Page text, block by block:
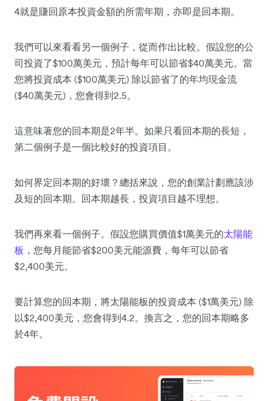
4就是賺回原本投資金額的所需年期，亦即是回本期。
我們可以來看看另一個例子，從而作出比較。假設您的公
司投資了$100萬美元，預計每年可以節省$40萬美元。當
您將投資成本 ($100萬美元) 除以節省了的年均現金流
($40萬美元)，您會得到2.5。
這意味著您的回本期是2年半。如果只看回本期的長短，
第二個例子是一個比較好的投資項目。
如何界定回本期的好壞？總括來說，您的創業計劃應該涉
及短的回本期。回本期越長，投資項目越不理想。
我們再來看一個例子。假設您購買價值$1萬美元的太陽能
板 ，您每月能節省$200美元能源費，每年可以節省
$2,400美元。
要計算您的回本期，將太陽能板的投資成本 ($1萬美元) 除
以$2,400美元，您會得到4.2。換言之，您的回本期略多
於4年。